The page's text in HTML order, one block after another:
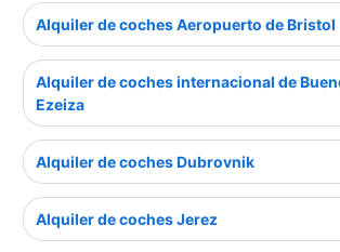
Alquiler de coches Aeropuerto de Bristol
Alquiler de coches internacional de
Ezeiza
Alquiler de coches Dubrovnik
Alquiler de coches Jerez